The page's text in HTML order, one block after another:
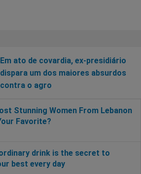
Em ato de covardia, ex-presidiário
dispara um dos maiores absurdos
contra o agro